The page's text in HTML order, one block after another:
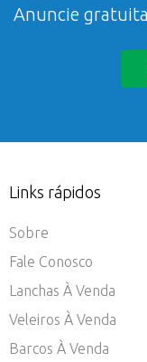
Anuncie
Links rápidos
Sobre
Fale Conosco
Lanchas À Venda
Veleiros À Venda
Barcos À Venda